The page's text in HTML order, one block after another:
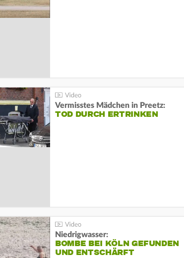
Vermisstes Mädchen in Preetz:
TOD DURCH ERTRINKEN
Niedrigwasser:
BOMBE BEI KÖLN GEFUNDEN
UND ENTSCHÄRFT